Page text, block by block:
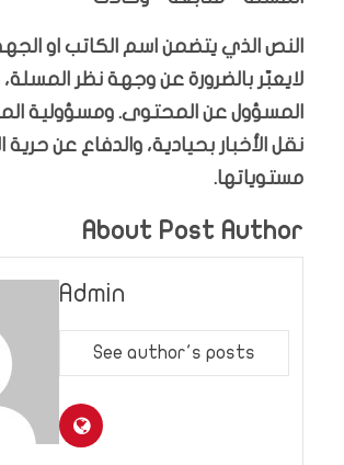
النص الذي يتضمن اسم الكاتب او الجهة
لايعبّر بالضرورة عن وجهة نظر
المسؤول عن المحتوى. ومسؤولية
نقل الأخبار بحيادية، والدفاع عن حرية
مستوياتها.
About Post Author
Admin
See author's posts